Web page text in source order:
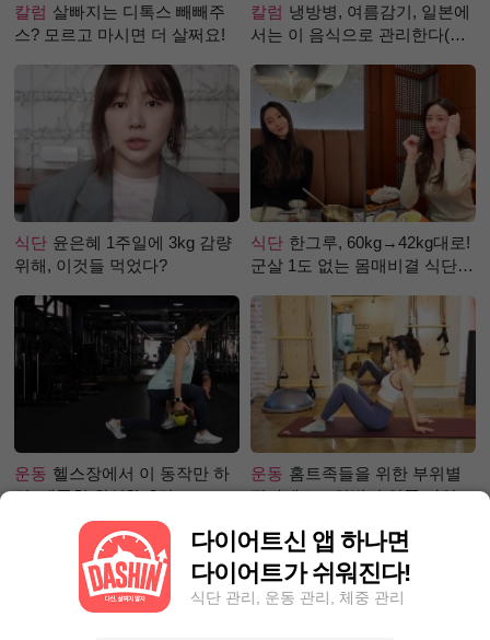
칼럼 살빠지는 디톡스 빼빼주
스? 모르고 마시면 더 살쩌요!
칼럼 냉방병, 여름감기, 일본에
서는 이 음식으로 관리한다(생
식단 윤은혜 1주일에 3kg 감량
위해, 이것들 먹었다?
식단 한그루, 60kg→42kg대로!
군살 1도 없는 몸매비결 식단
운동 헬스장에서 이 동작만 하
면, 애플힙 완성?! -2탄-
운동 홈트족들을 위한 부위별
필라테스 – 허벅지 안쪽 라인
다이어트신 앱 하나면
다이어트가 쉬워진다!
식단 관리, 운동 관리, 체중 관리